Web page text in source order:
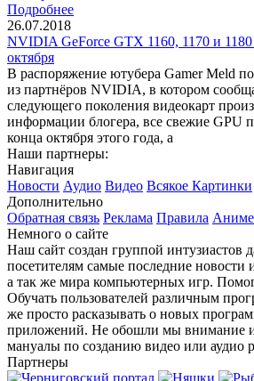
Подробнее
26.07.2018
NVIDIA GeForce GTX 1160, 1170 и
октября
В распоряжение ютубера Gamer Meld
из партнёров NVIDIA, в котором
следующего поколения видеокарт
информации блогера, все свежие GPU
конца октября этого года, а
Наши партнеры:
Навигация
Новости Аудио Видео Всякое Картинки
Дополнительно
Обратная связь Реклама Правила Аниме
Немного о сайте
Наш сайт создан группой интузиастов
посетителям самые последние новости
а так же мира компьютерных игр.
Обучать пользователей различным
же просто расказывать о новых
приложений. Не обошли мы внимание
мануалы по созданию видео или аудио
Партнеры